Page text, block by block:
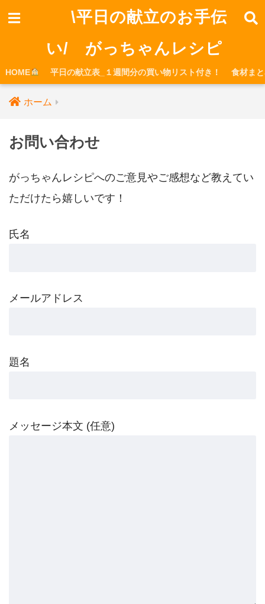
\平日の献立のお手伝
い/ がっちゃんレシピ
HOME 平日の献立表_１週間分の買い物リスト付き！ 食材ま
ホーム
お問い合わせ
がっちゃんレシピへのご意見やご感想など教えてい
ただけたら嬉しいです！
氏名
メールアドレス
題名
メッセージ本文 (任意)